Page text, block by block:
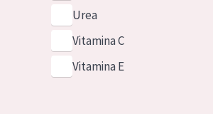
Urea
Vitamina C
Vitamina E